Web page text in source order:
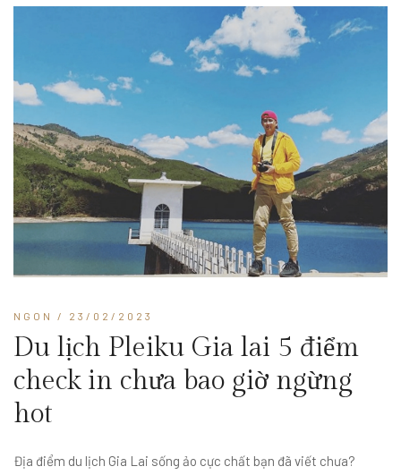
NGON / 23/02/2023
Du lịch Pleiku Gia lai 5 điểm
check in chưa bao giờ ngừng
hot
Địa điểm du lịch Gia Lai sống ảo cực chất bạn đã viết chưa?